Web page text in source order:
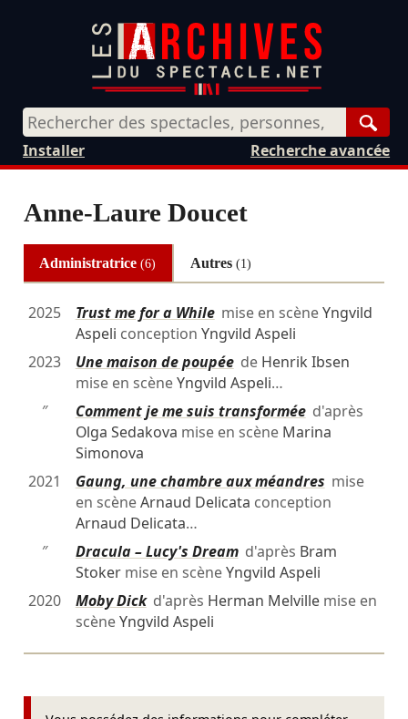
Recherche avancée
Installer
Anne-Laure Doucet
Administratrice(6) Autres (1)
2025 Trust me for a Whilemise en scèneYngvild
Aspeli conception Yngvild Aspeli
2023
Une maison de poupéede Henrik Ibsen
mise en scèneYngvild Aspeli…
″
Comment je me suis transforméed'après
Olga Sedakova mise en scène Marina
Simonova
2021
Gaung, une chambre aux méandres mise
en scèneArnaud Delicata conception
Arnaud Delicata…
″
Dracula – Lucy's Dreamd'après Bram
Stokermise en scèneYngvild Aspeli
2020
Moby Dickd'après Herman Melvillemise en
scèneYngvild Aspeli